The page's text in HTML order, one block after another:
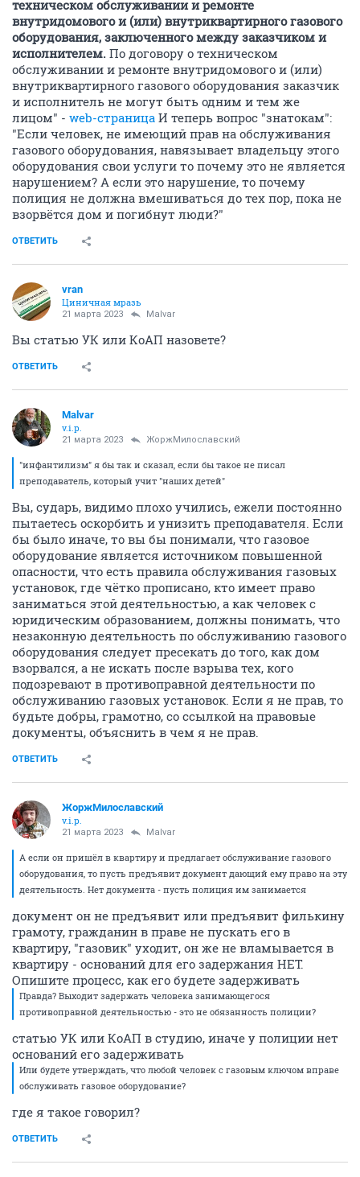
техническом обслуживании и ремонте
внутридомового и (или) внутриквартирного газового
оборудования, заключенного между заказчиком и
исполнителем. По договору о техническом
обслуживании и ремонте внутридомового и (или)
внутриквартирного газового оборудования заказчик
и исполнитель не могут быть одним и тем же
лицом" - web-страница И теперь вопрос "знатокам":
"Если человек, не имеющий прав на обслуживания
газового оборудования, навязывает владельцу этого
оборудования свои услуги то почему это не является
нарушением? А если это нарушение, то почему
полиция не должна вмешиваться до тех пор, пока не
взорвётся дом и погибнут люди?"
ОТВЕТИТЬ
vran
Циничная мразь
21 марта 2023 Malvar
Вы статью УК или КоАП назовете?
ОТВЕТИТЬ
Malvar
v.i.p.
21 марта 2023 ЖоржМилославский
"инфантилизм" я бы так и сказал, если бы такое не писал
преподаватель, который учит "наших детей"
Вы, сударь, видимо плохо учились, ежели постоянно
пытаетесь оскорбить и унизить преподавателя. Если
бы было иначе, то вы бы понимали, что газовое
оборудование является источником повышенной
опасности, что есть правила обслуживания газовых
установок, где чётко прописано, кто имеет право
заниматься этой деятельностью, а как человек с
юридическим образованием, должны понимать, что
незаконную деятельность по обслуживанию газового
оборудования следует пресекать до того, как дом
взорвался, а не искать после взрыва тех, кого
подозревают в противоправной деятельности по
обслуживанию газовых установок. Если я не прав, то
будьте добры, грамотно, со ссылкой на правовые
документы, объяснить в чем я не прав.
ОТВЕТИТЬ
ЖоржМилославский
v.i.p.
21 марта 2023 Malvar
А если он пришёл в квартиру и предлагает обслуживание газового
оборудования, то пусть предъявит документ дающий ему право на эту
деятельность. Нет документа - пусть полиция им занимается
документ он не предъявит или предъявит филькину
грамоту, гражданин в праве не пускать его в
квартиру, "газовик" уходит, он же не вламывается в
квартиру - оснований для его задержания НЕТ.
Опишите процесс, как его будете задерживать
Правда? Выходит задержать человека занимающегося
противоправной деятельностью - это не обязанность полиции?
статью УК или КоАП в студию, иначе у полиции нет
оснований его задерживать
Или будете утверждать, что любой человек с газовым ключом вправе
обслуживать газовое оборудование?
где я такое говорил?
ОТВЕТИТЬ